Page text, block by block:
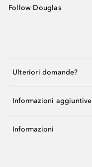
Follow Douglas
Ulteriori domande?
Informazioni aggiuntive
Informazioni